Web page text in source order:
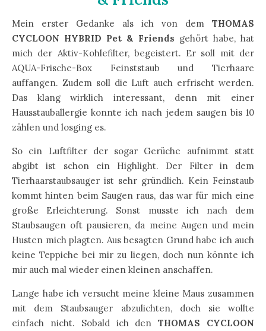
Mein erster Gedanke als ich von dem THOMAS
CYCLOON HYBRID Pet & Friends gehört habe, hat
mich der Aktiv-Kohlefilter, begeistert. Er soll mit der
AQUA-Frische-Box Feinststaub und Tierhaare
auffangen. Zudem soll die Luft auch erfrischt werden.
Das klang wirklich interessant, denn mit einer
Hausstauballergie konnte ich nach jedem saugen bis 10
zählen und losging es.
So ein Luftfilter der sogar Gerüche aufnimmt statt
abgibt ist schon ein Highlight. Der Filter in dem
Tierhaarstaubsauger ist sehr gründlich. Kein Feinstaub
kommt hinten beim Saugen raus, das war für mich eine
große Erleichterung. Sonst musste ich nach dem
Staubsaugen oft pausieren, da meine Augen und mein
Husten mich plagten. Aus besagten Grund habe ich auch
keine Teppiche bei mir zu liegen, doch nun könnte ich
mir auch mal wieder einen kleinen anschaffen.
Lange habe ich versucht meine kleine Maus zusammen
mit dem Staubsauger abzulichten, doch sie wollte
einfach nicht. Sobald ich den THOMAS CYCLOON